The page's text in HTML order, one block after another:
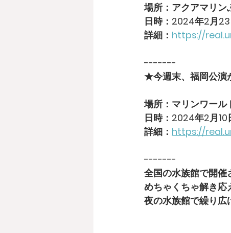
場所：アクアマリン
日時：2024年2月
詳細： https://
-------
★今週末、福岡公演
場所：マリンワール
日時：2024年2月10
詳細： https://
-------
全国の水族館で開催
めちゃくちゃ解き応
夜の水族館で繰り広